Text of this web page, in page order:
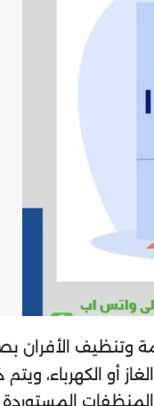
وتنظيف الأفران
أو الكهرباء،
المنظفات